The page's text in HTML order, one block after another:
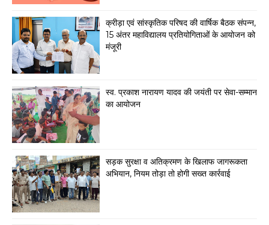
क्रीड़ा एवं सांस्कृतिक परिषद की वार्षिक बैठक संपन्न,
15 अंतर महाविद्यालय प्रतियोगिताओं के आयोजन को
मंजूरी
स्व. प्रकाश नारायण यादव की जयंती पर सेवा-सम्मान
का आयोजन
सड़क सुरक्षा व अतिक्रमण के खिलाफ जागरूकता
अभियान, नियम तोड़ा तो होगी सख्त कार्रवाई